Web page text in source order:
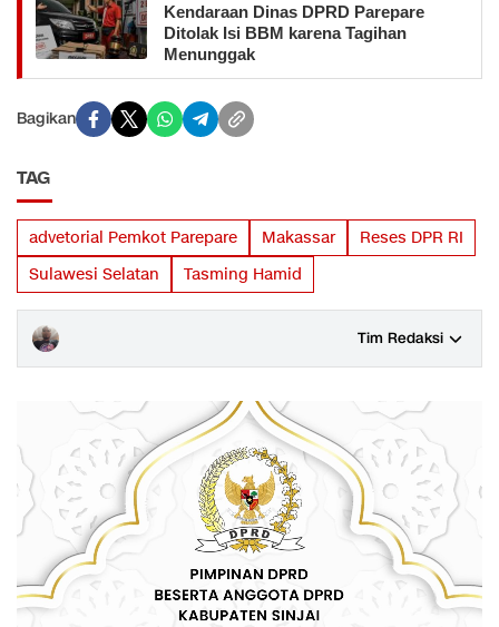
Kendaraan Dinas DPRD Parepare
Ditolak Isi BBM karena Tagihan
Menunggak
Bagikan
TAG
advetorial Pemkot Parepare Makassar
Reses DPR RI
Sulawesi Selatan
Tasming Hamid
Tim Redaksi